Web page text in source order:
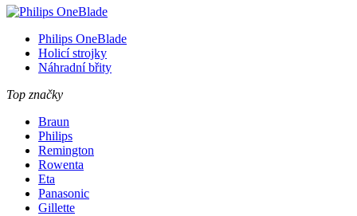
Philips OneBlade
Holicí strojky
Náhradní břity
Top značky
Braun
Philips
Remington
Rowenta
Eta
Panasonic
Gillette